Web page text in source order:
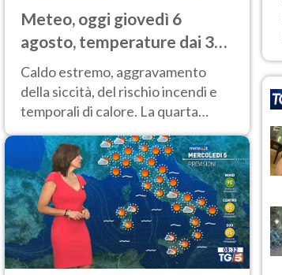
Meteo, oggi giovedì 6
agosto, temperature dai 33
ai 40 gradi
Caldo estremo, aggravamento
della siccità, del rischio incendi e
temporali di calore. La quarta
intensa ondata di calore non dà
tregua e durerà fino Ferragosto